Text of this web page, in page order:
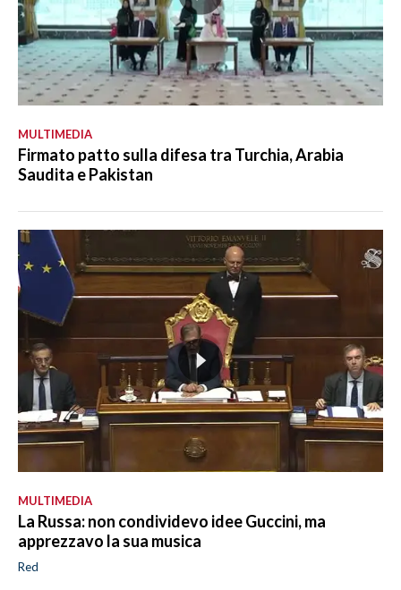
MULTIMEDIA
Firmato patto sulla difesa tra Turchia, Arabia
Saudita e Pakistan
MULTIMEDIA
La Russa: non condividevo idee Guccini, ma
apprezzavo la sua musica
Red